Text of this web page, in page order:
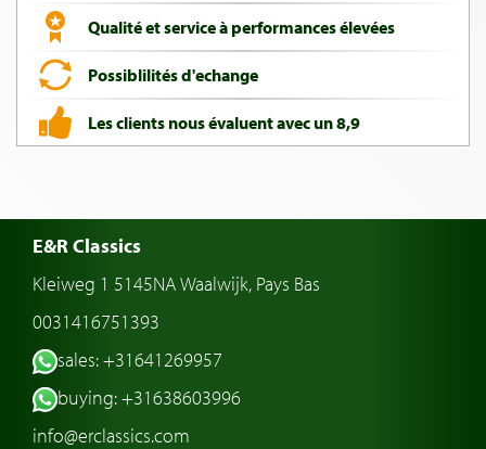
Qualité et service à performances élevées
Possiblilités d'echange
Les clients nous évaluent avec un 8,9
E&R Classics
Kleiweg 1 5145NA Waalwijk, Pays Bas
0031416751393
sales: +31641269957
buying: +31638603996
info@erclassics.com